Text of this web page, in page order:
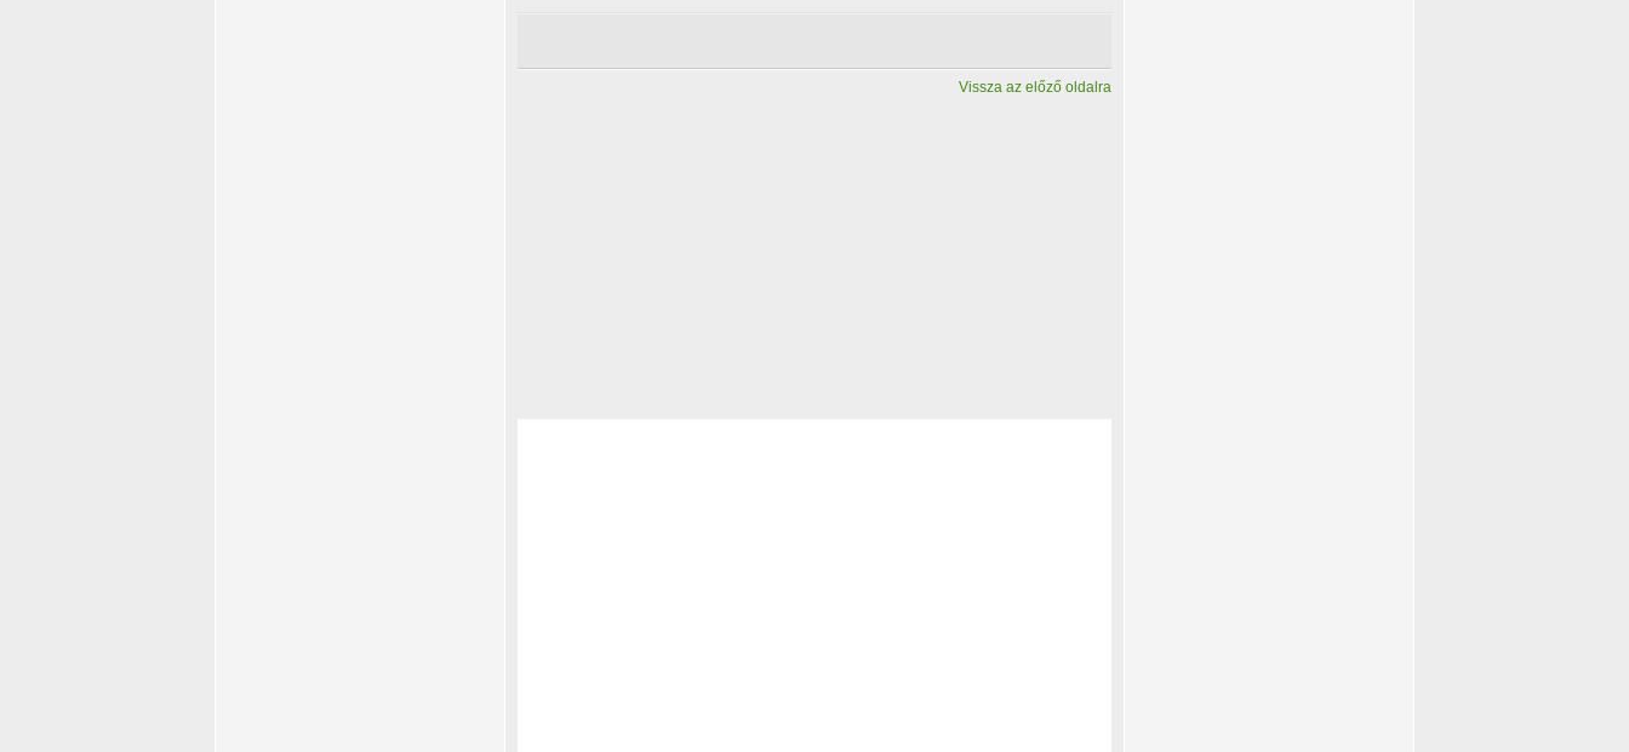
Vissza az előző oldalra